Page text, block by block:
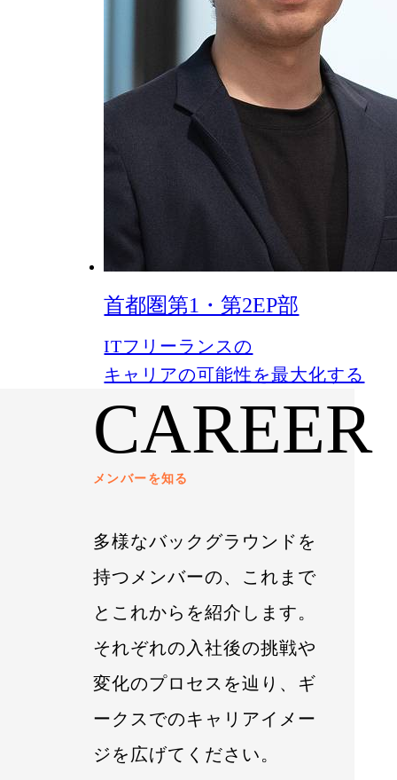
首都圏第1・第2EP部
ITフリーランスの
キャリアの可能性を最大化する
メンバーを知る
CAREER
多様なバックグラウンドを
持つメンバーの、これまで
とこれからを紹介します。
それぞれの入社後の挑戦や
変化のプロセスを辿り、ギ
ークスでのキャリアイメー
ジを広げてください。